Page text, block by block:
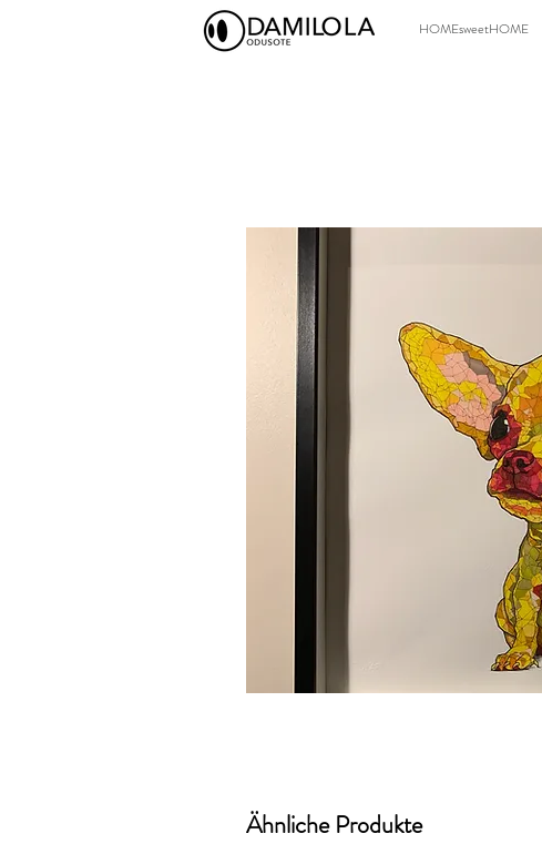
HOMEsweetHOME
Ähnliche Produkte